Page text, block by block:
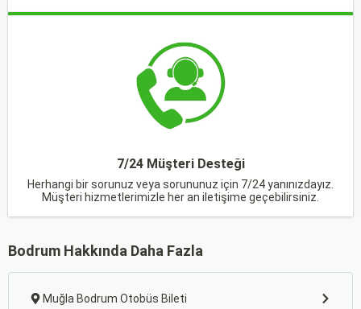
7/24 Müşteri Desteği
Herhangi bir sorunuz veya sorununuz için 7/24 yanınızdayız.
Müşteri hizmetlerimizle her an iletişime geçebilirsiniz.
Bodrum Hakkında Daha Fazla
Muğla Bodrum Otobüs Bileti